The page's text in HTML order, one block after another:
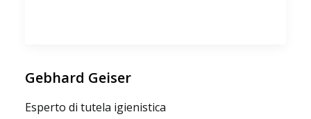
Gebhard Geiser
Esperto di tutela igienistica